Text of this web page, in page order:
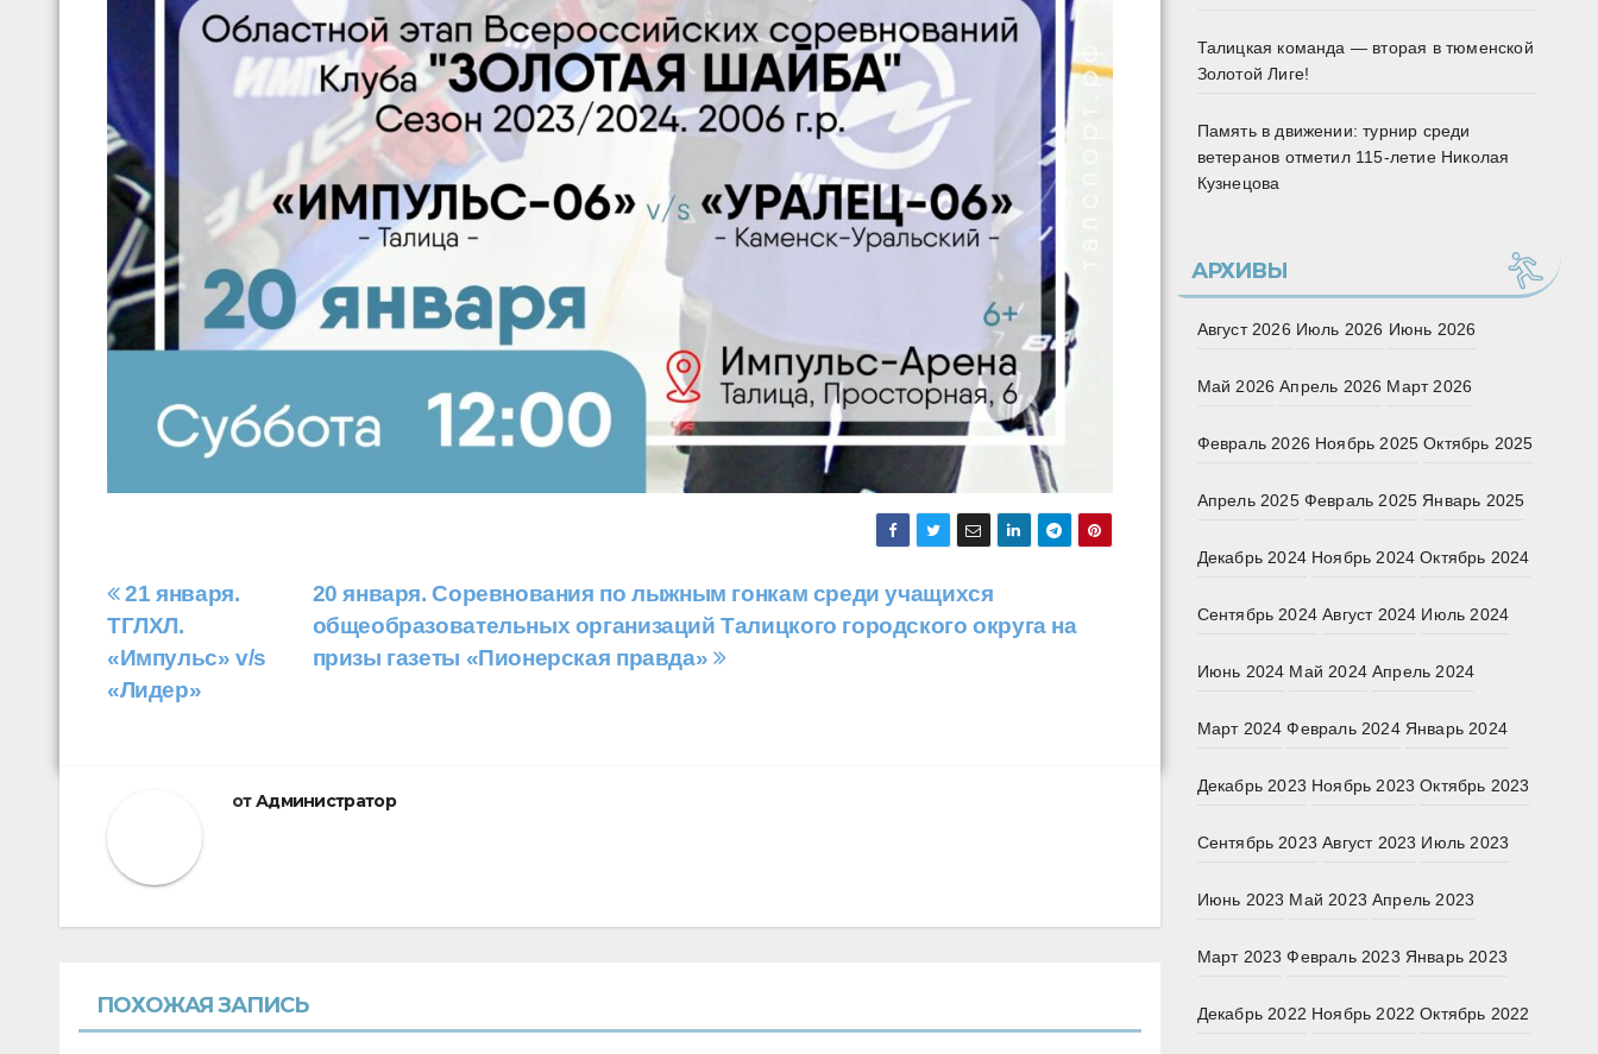
Навигация
по
записям
20 января. Соревнования по лыжным гонкам среди учащихся
общеобразовательных организаций Талицкого городского округа на
призы газеты «Пионерская правда»
21 января.
ТГЛХЛ.
«Импульс» v/s
«Лидер»
отАдминистратор
ПОХОЖАЯ ЗАПИСЬ
Талицкая команда — вторая в тюменской
Золотой Лиге!
Память в движении: турнир среди
ветеранов отметил 115‑летие Николая
Кузнецова
АРХИВЫ
Август 2026 Июль 2026 Июнь 2026
Май 2026 Апрель 2026 Март 2026
Февраль 2026 Ноябрь 2025 Октябрь 2025
Апрель 2025 Февраль 2025 Январь 2025
Декабрь 2024 Ноябрь 2024 Октябрь 2024
Сентябрь 2024 Август 2024 Июль 2024
Июнь 2024 Май 2024 Апрель 2024
Март 2024 Февраль 2024 Январь 2024
Декабрь 2023 Ноябрь 2023 Октябрь 2023
Сентябрь 2023 Август 2023 Июль 2023
Июнь 2023 Май 2023 Апрель 2023
Март 2023 Февраль 2023 Январь 2023
Декабрь 2022 Ноябрь 2022 Октябрь 2022